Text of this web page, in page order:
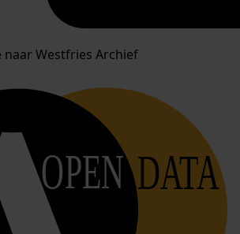
naar Westfries Archief
OPEN DATA